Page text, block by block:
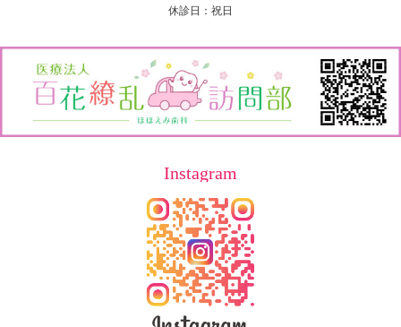
休診日：祝日
Instagram